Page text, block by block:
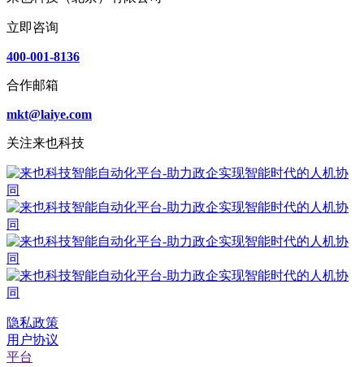
立即咨询
400-001-8136
合作邮箱
mkt@laiye.com
关注来也科技
隐私政策
用户协议
平台